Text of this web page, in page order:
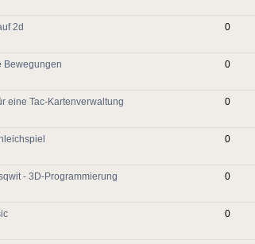
2d 0
Bewegungen 0
eine Tac-Kartenverwaltung 0
0
- 3D-Programmierung 0
0